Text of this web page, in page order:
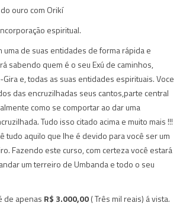
ouro com Orikí
espiritual.
uma de suas entidades de forma rápida e
sabendo quem é o seu Exú de caminhos,
Gira e, todas as suas entidades espirituais. Voce
das encruzilhadas seus cantos,parte central
como se comportar ao dar uma
Tudo isso citado acima e muito mais !!!
tudo aquilo que lhe é devido para você ser um
Fazendo este curso, com certeza você estará
um terreiro de Umbanda e todo o seu
de apenas R$ 3.000,00( Três mil reais) á vista.